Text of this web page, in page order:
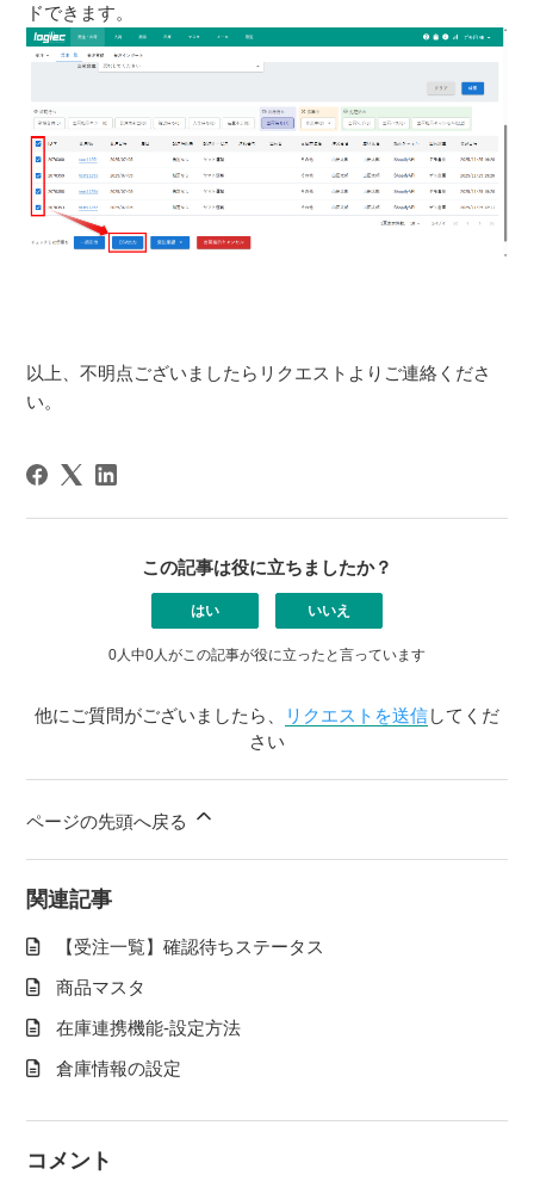
ドできます。
以上、不明点ございましたらリクエストよりご連絡くださ
い。
この記事は役に立ちましたか？
はい いいえ
0人中0人がこの記事が役に立ったと言っています
他にご質問がございましたら、 リクエストを送信してくだ
さい
ページの先頭へ戻る
関連記事
【受注一覧】確認待ちステータス
商品マスタ
在庫連携機能-設定方法
倉庫情報の設定
コメント